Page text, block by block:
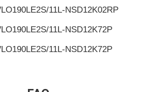
11L-NSD12K02RP
11L-NSD12K72P
11L-NSD12K72P
11L-NTD12K02P